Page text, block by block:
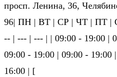
просп. Ленина, 36,
96| ПН | ВТ | СР | ЧТ | ПТ |
-- | --- | --- | | 09:00 - 19:00 |
09:00 - 19:00 | 09:00 - 19:00
16:00 | [